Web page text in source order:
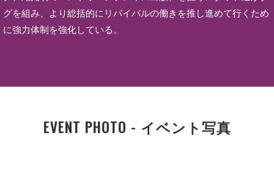
グを組み、より総括的にリバイバルの働きを推し進めて行くため
に強力体制を強化している。
EVENT PHOTO - イベント写真